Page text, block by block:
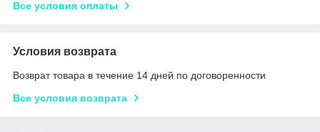
Все условия оплаты
Условия возврата
Возврат товара в течение 14 дней по договоренности
Все условия возврата